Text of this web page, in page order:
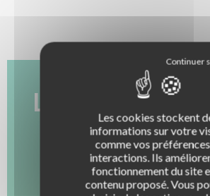
LA BOUTIQUE DES
Permis B / Conduite
Remorque
Post-permis / Prévention
Titre pro ECSR
LE CLUB
Qu'est-ce que le Club
Pourquoi rejoindre le Club
LES
S'équiper d'un simulateur de
Les autres
qui peuvent
Les cookies stockent
informations sur votre
comme vos
interactions. Ils
fonctionnement du site
contenu proposé. Vous